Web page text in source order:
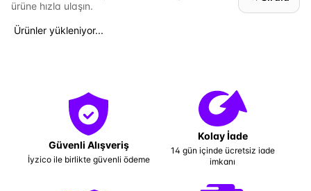
ürüne hızla ulaşın.
Ürünler yükleniyor...
Güvenli Alışveriş
İyzico ile birlikte güvenli ödeme
Kolay İade
14 gün içinde ücretsiz iade
imkanı